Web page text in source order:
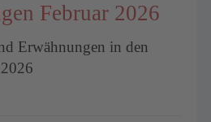
Februar 2026
Erwähnungen in den